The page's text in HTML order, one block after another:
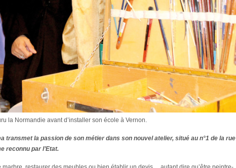
la Normandie avant d’installer son école à Vernon.
transmet la passion de son métier dans son nouvel atelier, situé au n°1 de la rue
reconnu par l’Etat.